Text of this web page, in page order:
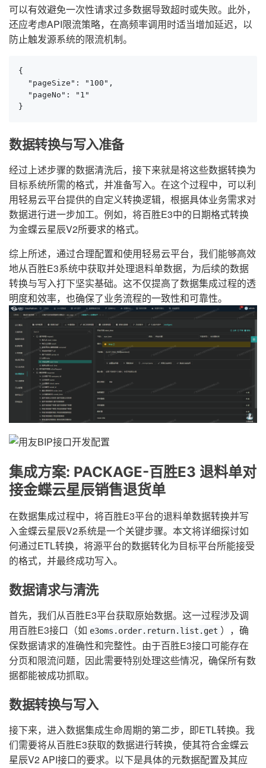
可以有效避免一次性请求过多数据导致超时或失败。此外，
还应考虑API限流策略，在高频率调用时适当增加延迟，以
防止触发源系统的限流机制。
{
  "pageSize": "100",
  "pageNo": "1"
}
数据转换与写入准备
经过上述步骤的数据清洗后，接下来就是将这些数据转换为
目标系统所需的格式，并准备写入。在这个过程中，可以利
用轻易云平台提供的自定义转换逻辑，根据具体业务需求对
数据进行进一步加工。例如，将百胜E3中的日期格式转换
为金蝶云星辰V2所要求的格式。
综上所述，通过合理配置和使用轻易云平台，我们能够高效
地从百胜E3系统中获取并处理退料单数据，为后续的数据
转换与写入打下坚实基础。这不仅提高了数据集成过程的透
明度和效率，也确保了业务流程的一致性和可靠性。
集成方案: PACKAGE-百胜E3 退料单对
接金蝶云星辰销售退货单
在数据集成过程中，将百胜E3平台的退料单数据转换并写
入金蝶云星辰V2系统是一个关键步骤。本文将详细探讨如
何通过ETL转换，将源平台的数据转化为目标平台所能接受
的格式，并最终成功写入。
数据请求与清洗
首先，我们从百胜E3平台获取原始数据。这一过程涉及调
用百胜E3接口（如 e3oms.order.return.list.get ），确
保数据请求的准确性和完整性。由于百胜E3接口可能存在
分页和限流问题，因此需要特别处理这些情况，确保所有数
据都能被成功抓取。
数据转换与写入
接下来，进入数据集成生命周期的第二步，即ETL转换。我
们需要将从百胜E3获取的数据进行转换，使其符合金蝶云
星辰V2 API接口的要求。以下是具体的元数据配置及其应